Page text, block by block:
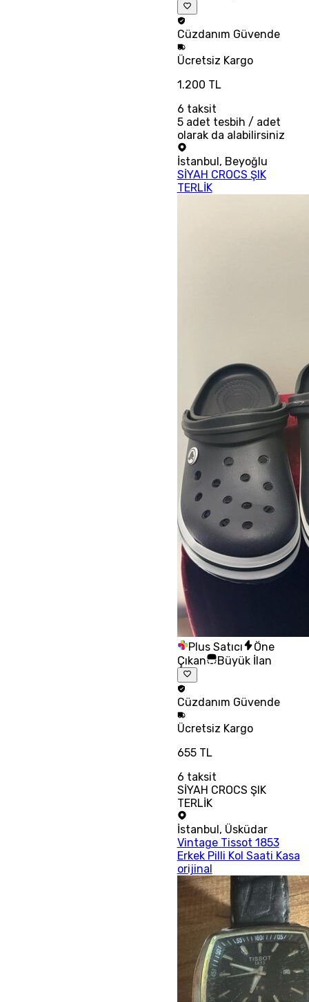
Cüzdanım Güvende
Ücretsiz Kargo
1.200 TL
6 taksit
5 adet tesbih / adet
olarak da alabilirsiniz
İstanbul, Beyoğlu
SİYAH CROCS ŞIK
TERLİK
Plus Satıcı
Öne
Çıkan
Büyük İlan
Cüzdanım Güvende
Ücretsiz Kargo
655 TL
6 taksit
SİYAH CROCS ŞIK
TERLİK
İstanbul , Üsküdar
Vintage Tissot 1853
Erkek Pilli Kol Saati Kasa
orijinal